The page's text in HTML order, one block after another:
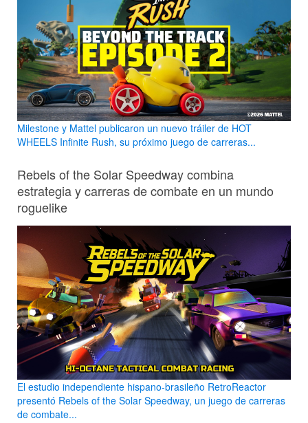
Milestone y Mattel publicaron un nuevo tráiler de HOT
WHEELS Infinite Rush, su próximo juego de carreras...
Rebels of the Solar Speedway combina
estrategia y carreras de combate en un mundo
roguelike
El estudio independiente hispano-brasileño RetroReactor
presentó Rebels of the Solar Speedway, un juego de carreras
de combate...